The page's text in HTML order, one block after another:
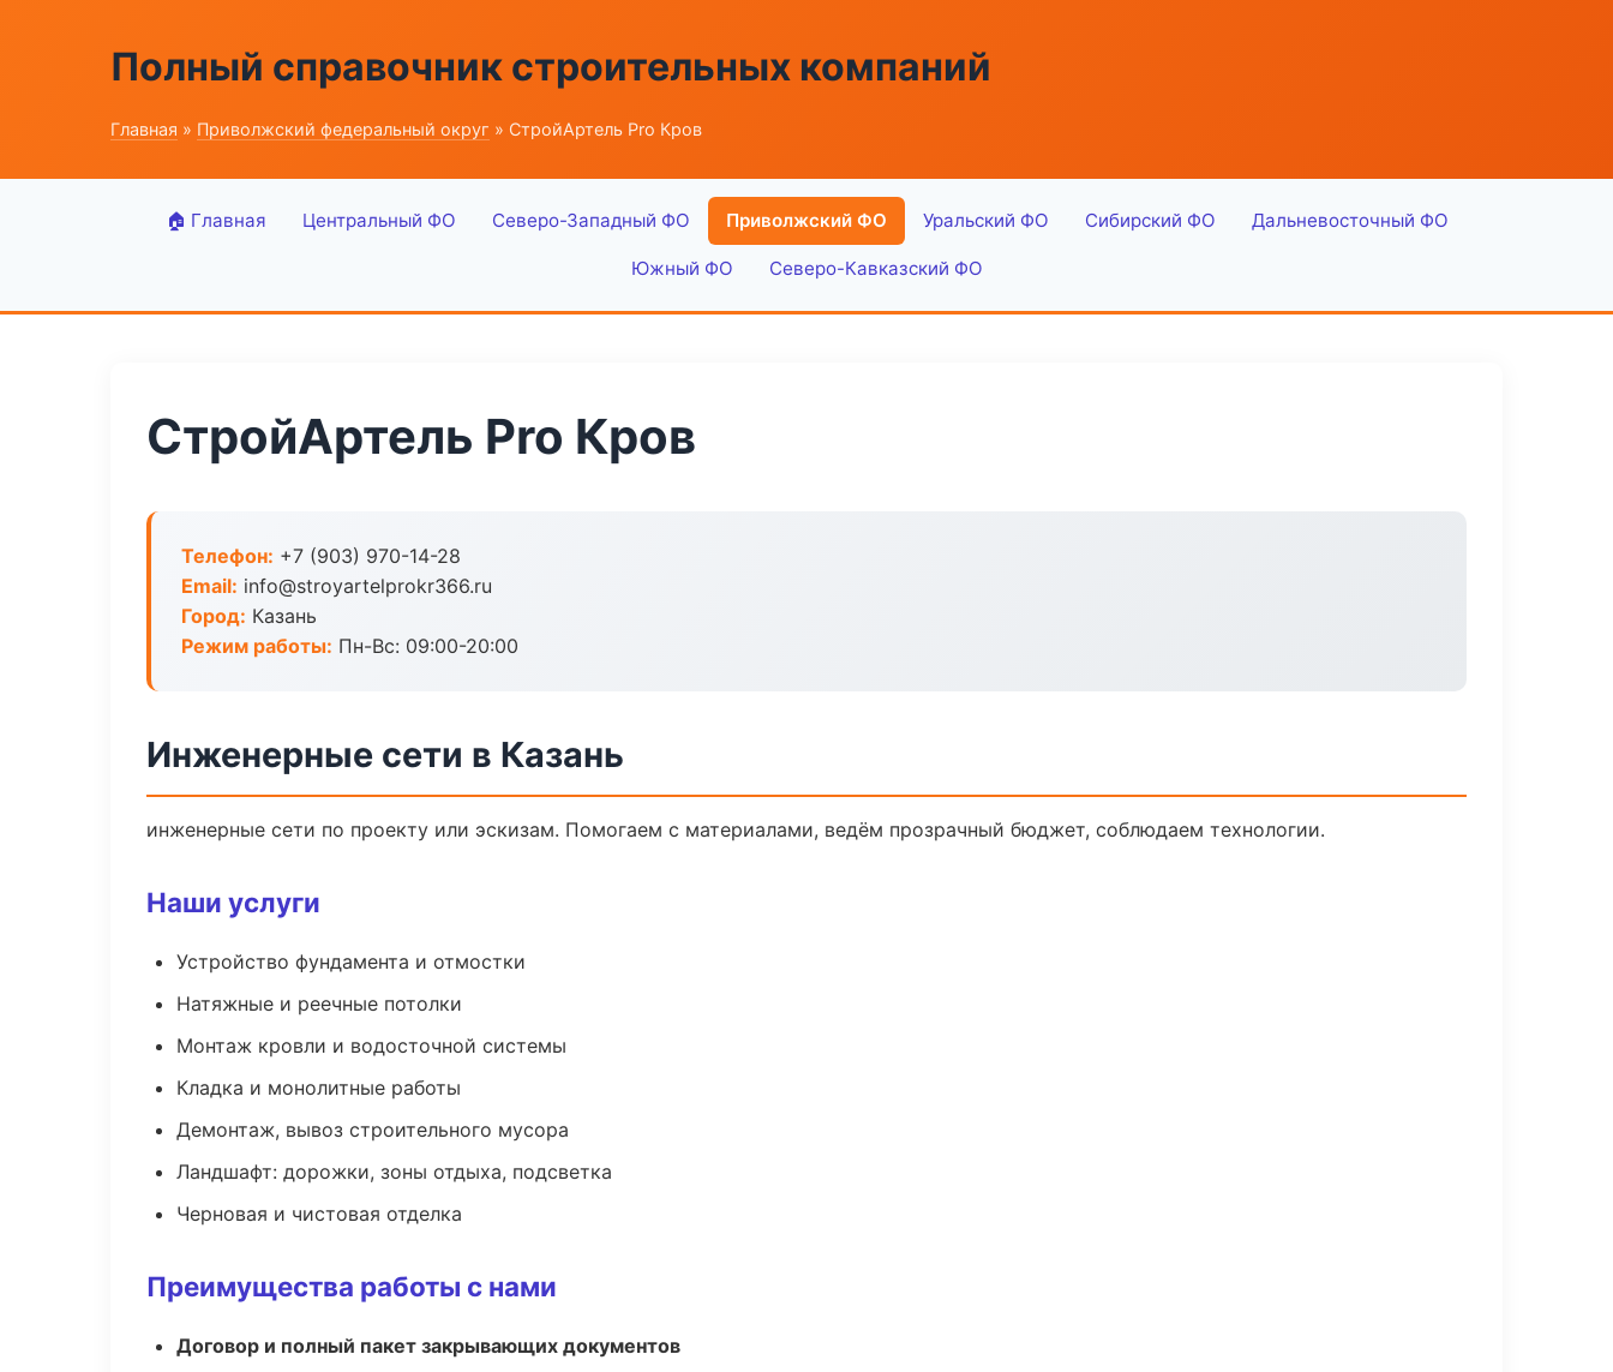
Полный справочник строительных компаний
Главная » Приволжский федеральный округ » СтройАртель Pro Кров
🏠 Главная Центральный ФО Северо-Западный ФО Приволжский ФО Уральский ФО Сибирский ФО Дальневосточный ФО
Южный ФО Северо-Кавказский ФО
СтройАртель Pro Кров
Телефон: +7 (903) 970-14-28
Email: info@stroyartelprokr366.ru
Город: Казань
Режим работы: Пн-Вс: 09:00-20:00
Инженерные сети в Казань
инженерные сети по проекту или эскизам. Помогаем с материалами, ведём прозрачный бюджет, соблюдаем технологии.
Наши услуги
Устройство фундамента и отмостки
Натяжные и реечные потолки
Монтаж кровли и водосточной системы
Кладка и монолитные работы
Демонтаж, вывоз строительного мусора
Ландшафт: дорожки, зоны отдыха, подсветка
Черновая и чистовая отделка
Преимущества работы с нами
Договор и полный пакет закрывающих документов